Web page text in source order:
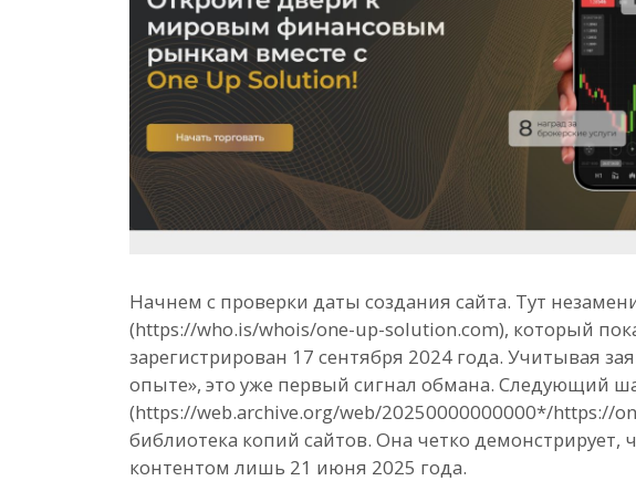
Начнем с проверки даты создания сайта. Тут
(https://who.is/whois/one-up-solution.com), который
зарегистрирован 17 сентября 2024 года. Учитывая
опыте», это уже первый сигнал обмана. Следующий
(https://web.archive.org/web/20250000000000*/https://
библиотека копий сайтов. Она четко демонстрирует,
контентом лишь 21 июня 2025 года.